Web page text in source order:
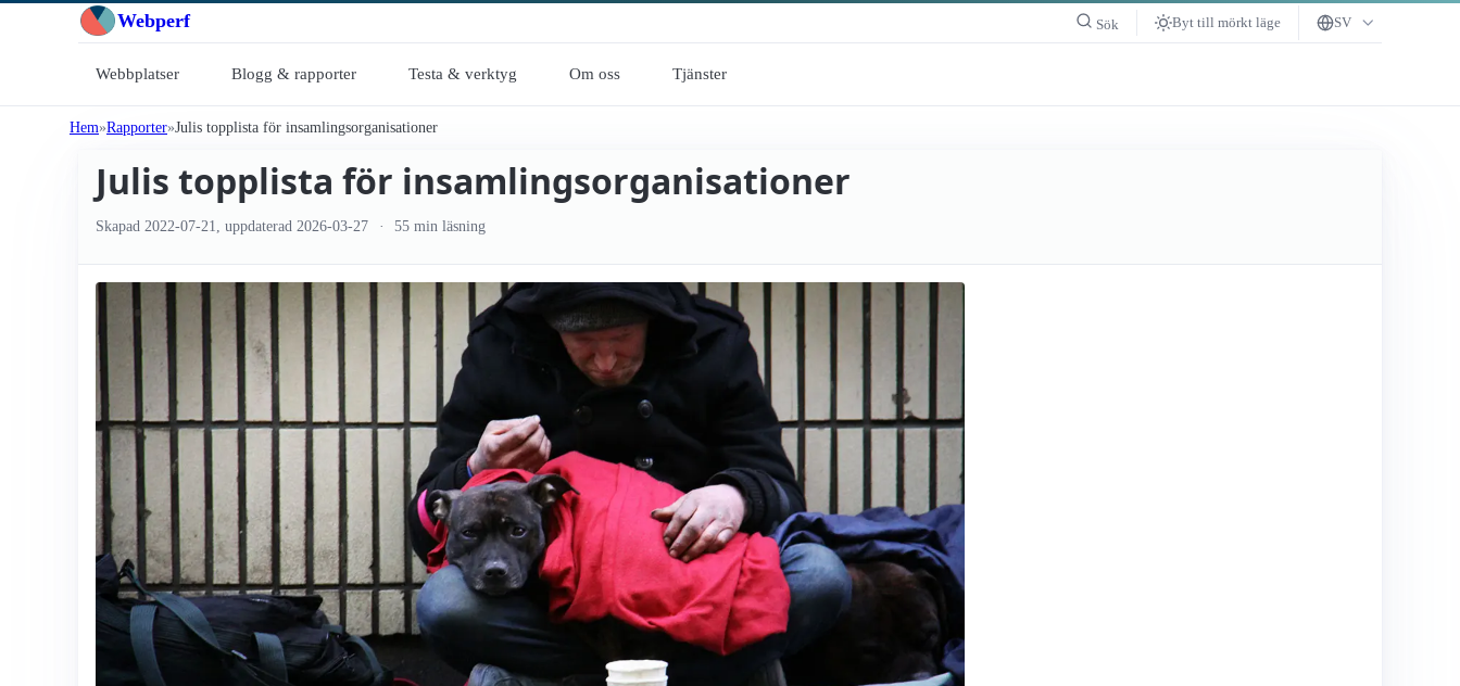
Webperf Sök Byt till mörkt läge SV
Webbplatser Blogg & rapporter Testa & verktyg Om oss Tjänster
Hem Rapporter Julis topplista för insamlings­organisationer
Julis topplista för insamlings­organisationer
Skapad 2022-07-21 , uppdaterad 2026-03-27 55 min läsning